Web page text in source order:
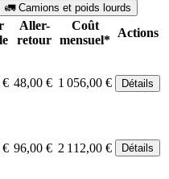
🚛 Camions et poids lourds
Aller-
retour
Coût
mensuel*
Actions
€ 48,00 € 1 056,00 € Détails
€ 96,00 € 2 112,00 € Détails